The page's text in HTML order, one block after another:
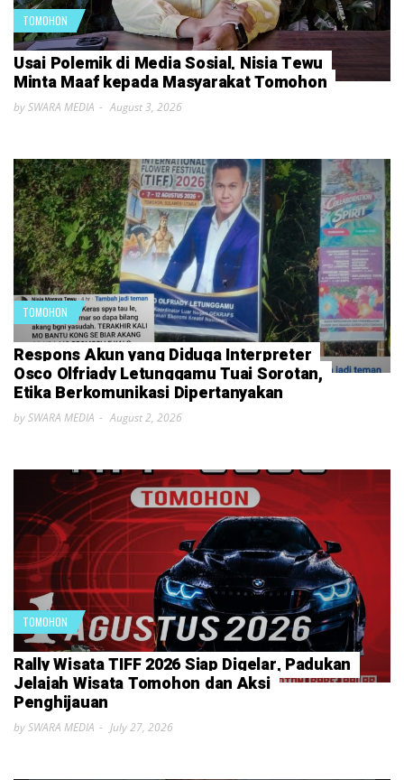
TOMOHON
Usai Polemik di Media Sosial, Nisia Tewu
Minta Maaf kepada Masyarakat Tomohon
by SWARA MEDIA August 3, 2026
TOMOHON
Respons Akun yang Diduga Interpreter
Osco Olfriady Letunggamu Tuai Sorotan,
Etika Berkomunikasi Dipertanyakan
by SWARA MEDIA August 2, 2026
TOMOHON
Rally Wisata TIFF 2026 Siap Digelar, Padukan
Jelajah Wisata Tomohon dan Aksi
Penghijauan
by SWARA MEDIA July 27, 2026